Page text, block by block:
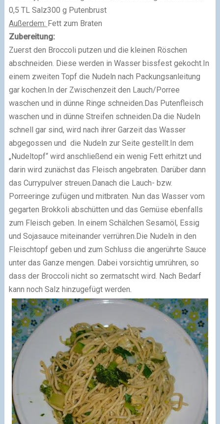
0,5 TL Salz300 g Putenbrust
Außerdem: Fett zum Braten
Zubereitung:
Zuerst den Broccoli putzen und die kleinen Röschen
abschneiden. Diese werden in Wasser bissfest gekocht.In
einem zweiten Topf die Nudeln nach Packungsanleitung
gar kochen.In der Zwischenzeit den Lauch/Porree
waschen und in dünne Ringe schneiden.Das Putenfleisch
waschen und in dünne Streifen schneiden.Da die Nudeln
schnell gar sind, wird nach ihrer Garzeit das Wasser
abgegossen und die Nudeln zur Seite gestellt.In dem
„Nudeltopf“ wird anschließend ein wenig Fett erhitzt und
darin wird zunächst das Fleisch angebraten. Darüber dann
das Currypulver streuen.Danach die Lauch- bzw.
Porreeringe zufügen und mitbraten. Nun das Wasser vom
gegarten Brokkoli abschütten und das Gemüse ebenfalls
zum Fleisch geben. In einem Schälchen Sesamöl, Essig
und Sojasauce miteinander verrühren.Die Nudeln in den
Fleischtopf geben und zum Schluss die angerührte Sauce
unter das Ganze mengen. Dabei vorsichtig umrühren, so
dass der Broccoli nicht so zermatscht wird. Nach Bedarf
kann noch Salz hinzugefügt werden.